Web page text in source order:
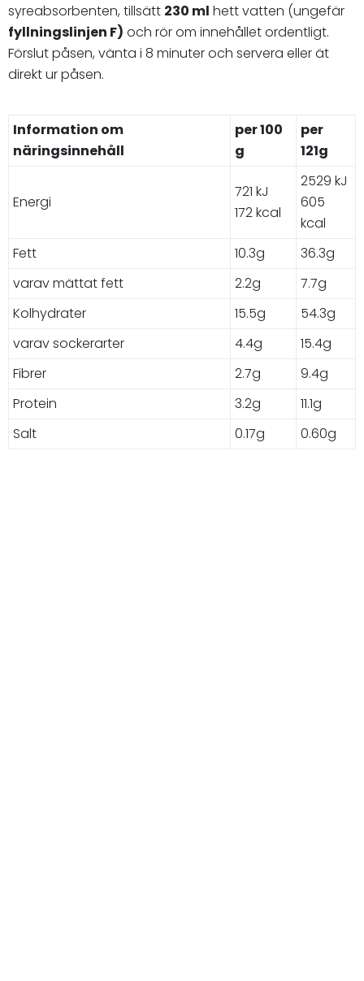
syreabsorbenten, tillsätt 230 ml hett vatten (ungefär
fyllningslinjen F) och rör om innehållet ordentligt.
Förslut påsen, vänta i 8 minuter och servera eller ät
direkt ur påsen.
Information om
näringsinnehåll
per 100
g
per
121g
Energi
721 kJ
172 kcal
2529 kJ
605
kcal
Fett
10.3g
36.3g
varav mättat fett
2.2g
7.7g
Kolhydrater
15.5g
54.3g
varav sockerarter
4.4g
15.4g
Fibrer
2.7g
9.4g
Protein
3.2g
11.1g
Salt
0.17g 0.60g